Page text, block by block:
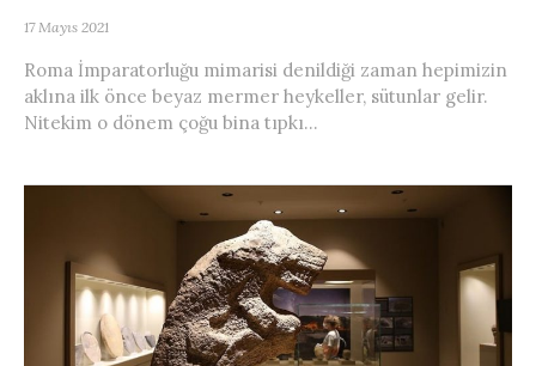
17 Mayıs 2021
Roma İmparatorluğu mimarisi denildiği zaman hepimizin
aklına ilk önce beyaz mermer heykeller, sütunlar gelir.
Nitekim o dönem çoğu bina tıpkı...